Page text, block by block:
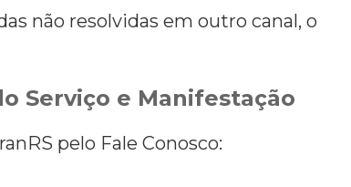
não resolvidas em outro canal, o
Serviço e Manifestação
pelo Fale Conosco: